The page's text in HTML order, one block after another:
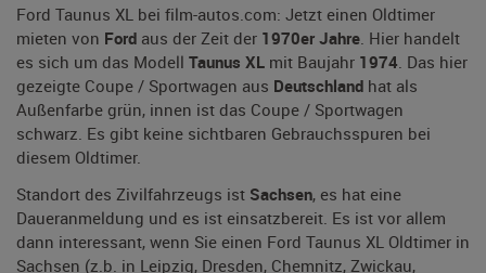
Ford Taunus XL bei film-autos.com: Jetzt einen Oldtimer
mieten von Ford aus der Zeit der 1970er Jahre. Hier handelt
es sich um das Modell Taunus XL mit Baujahr 1974. Das hier
gezeigte Coupe / Sportwagen aus Deutschland hat als
Außenfarbe grün, innen ist das Coupe / Sportwagen
schwarz. Es gibt keine sichtbaren Gebrauchsspuren bei
diesem Oldtimer.
Standort des Zivilfahrzeugs ist Sachsen, es hat eine
Daueranmeldung und es ist einsatzbereit. Es ist vor allem
dann interessant, wenn Sie einen Ford Taunus XL Oldtimer in
Sachsen (z.b. in Leipzig, Dresden, Chemnitz, Zwickau,